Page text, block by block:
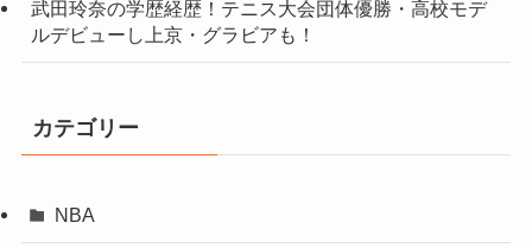
武田玲奈の学歴経歴！テニス大会団体優勝・高校モデ
ルデビューし上京・グラビアも！
カテゴリー
NBA